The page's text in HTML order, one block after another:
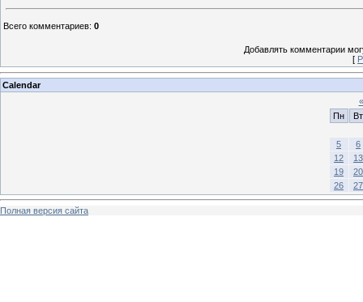
Всего комментариев: 0
Добавлять комментарии
[
Calendar
«
Пн
Вт
5
6
12
13
19
20
26
27
Полная версия сайта